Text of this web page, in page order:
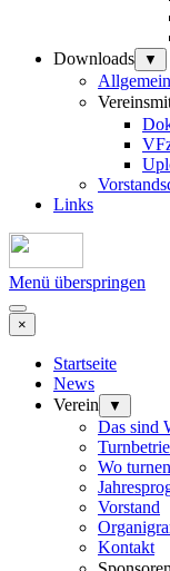
Downloads
▼
Allgemein
Links
Menü überspringen
×
Startseite
News
Verein
▼
Das sind
Wo
Vorstand
Kontakt